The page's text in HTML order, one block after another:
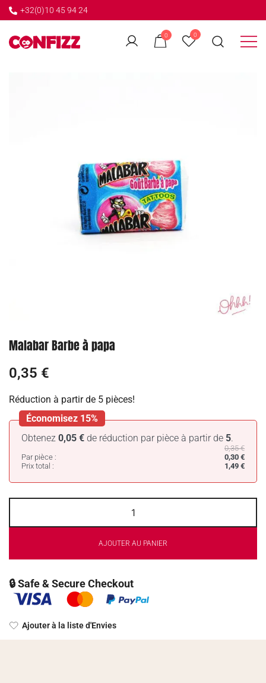
+32(0)10 45 94 24
0 0
← GO BACK
Malabar Barbe à papa
0,35 €
Réduction à partir de 5 pièces!
Obtenez 0,05 € de réduction par pièce à partir de 5.
0,35€
Par pièce :
0,30 €
Prix total :
1,49 €
Économisez 15%
AJOUTER AU PANIER
🔒 Safe & Secure Checkout
Ajouter à la liste d'Envies